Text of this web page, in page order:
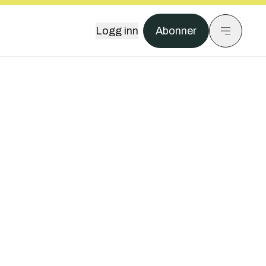
Logg inn Abonner